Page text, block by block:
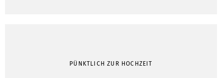
PÜNKTLICH ZUR HOCHZEIT